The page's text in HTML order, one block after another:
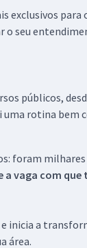
exclusivos
seu
públicos,
rotina
foram milhares
a vaga com
inicia a
área.